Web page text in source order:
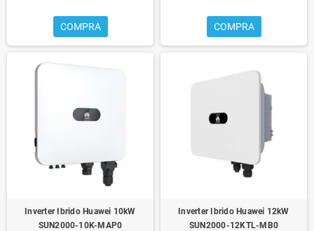
COMPRA COMPRA
Inverter Ibrido Huawei 10kW
SUN2000-10K-MAP0
Inverter Ibrido Huawei 12kW
SUN2000-12KTL-MB0